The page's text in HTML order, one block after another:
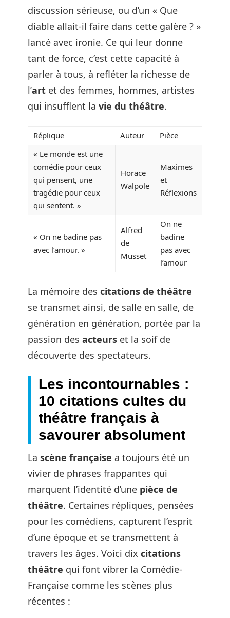
discussion sérieuse, ou d’un « Que
diable allait-il faire dans cette galère ? »
lancé avec ironie. Ce qui leur donne
tant de force, c’est cette capacité à
parler à tous, à refléter la richesse de
l’art et des femmes, hommes, artistes
qui insufflent la vie du théâtre.
Réplique Auteur
Pièce
« Le monde est une
comédie pour ceux
qui pensent, une
tragédie pour ceux
qui sentent. »
Horace
Walpole
Maximes
et
Réflexions
« On ne badine pas
avec l’amour. »
Alfred
de
Musset
On ne
badine
pas avec
l’amour
La mémoire des citations de théâtre
se transmet ainsi, de salle en salle, de
génération en génération, portée par la
passion des acteurs et la soif de
découverte des spectateurs.
Les incontournables :
10 citations cultes du
théâtre français à
savourer absolument
La scène française a toujours été un
vivier de phrases frappantes qui
marquent l’identité d’une pièce de
théâtre. Certaines répliques, pensées
pour les comédiens, capturent l’esprit
d’une époque et se transmettent à
travers les âges. Voici dix citations
théâtre qui font vibrer la Comédie-
Française comme les scènes plus
récentes :